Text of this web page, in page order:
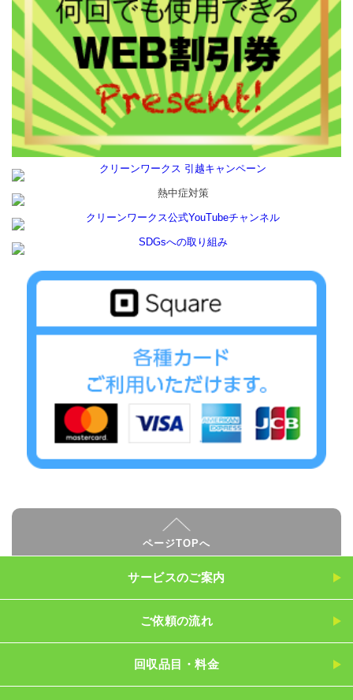
ページTOPへ
サービスのご案内
ご依頼の流れ
回収品目・料金